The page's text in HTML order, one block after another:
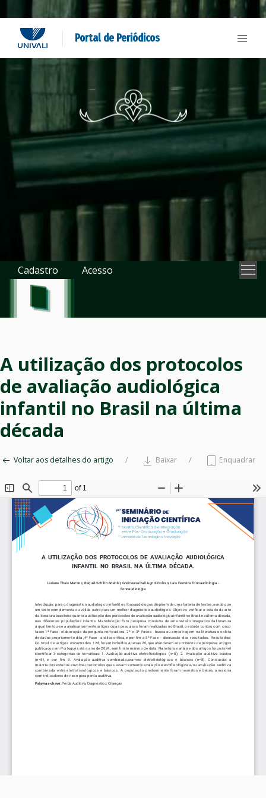
Portal de Periódicos
Cadastro Acesso
A utilização dos protocolos
de avaliação audiológica
infantil no Brasil na última
década
Voltar aos detalhes do artigo Baixar Enquadrar